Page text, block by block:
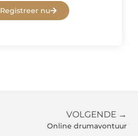
Registreer nu
VOLGENDE →
Online drumavontuur